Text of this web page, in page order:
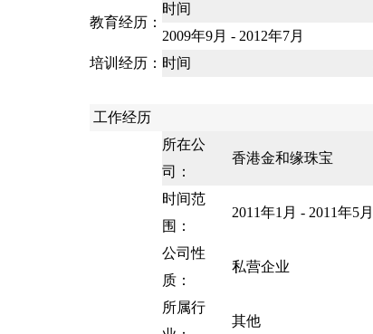
教育经历：
时间
2009年9月 - 2012年7月
培训经历： 时间
工作经历
所在公
司：
香港金和缘珠宝
时间范
围：
2011年1月 - 2011年5月
公司性
质：
私营企业
所属行
其他